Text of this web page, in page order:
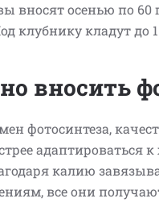
вносят осенью по
клубнику кладут до
вносить
фотосинтеза,
адаптироваться
калию
все они